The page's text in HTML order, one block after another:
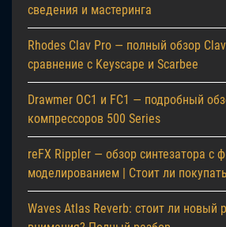
сведения и мастеринга
Rhodes Clav Pro — полный обзор
сравнение с Keyscape и Scarbee
Drawmer OC1 и FC1 — подробный
компрессоров 500 Series
reFX Rippler — обзор синтезатора с
моделированием | Стоит ли
Waves Atlas Reverb: стоит ли новый